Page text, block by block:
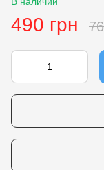
490 грн